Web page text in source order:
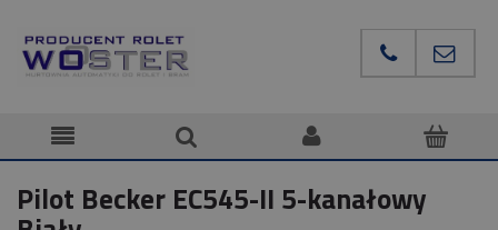
Pilot Becker EC545-II 5-kanałowy